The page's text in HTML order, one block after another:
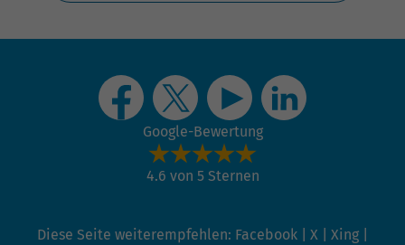
Google-Bewertung
4.6 von 5 Sternen
Diese Seite weiterempfehlen: Facebook X Xing